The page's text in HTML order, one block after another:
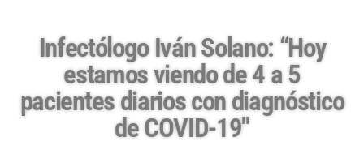
Infectólogo Iván Solano: “Hoy
estamos viendo de 4 a 5
pacientes diarios con diagnóstico
de COVID-19″